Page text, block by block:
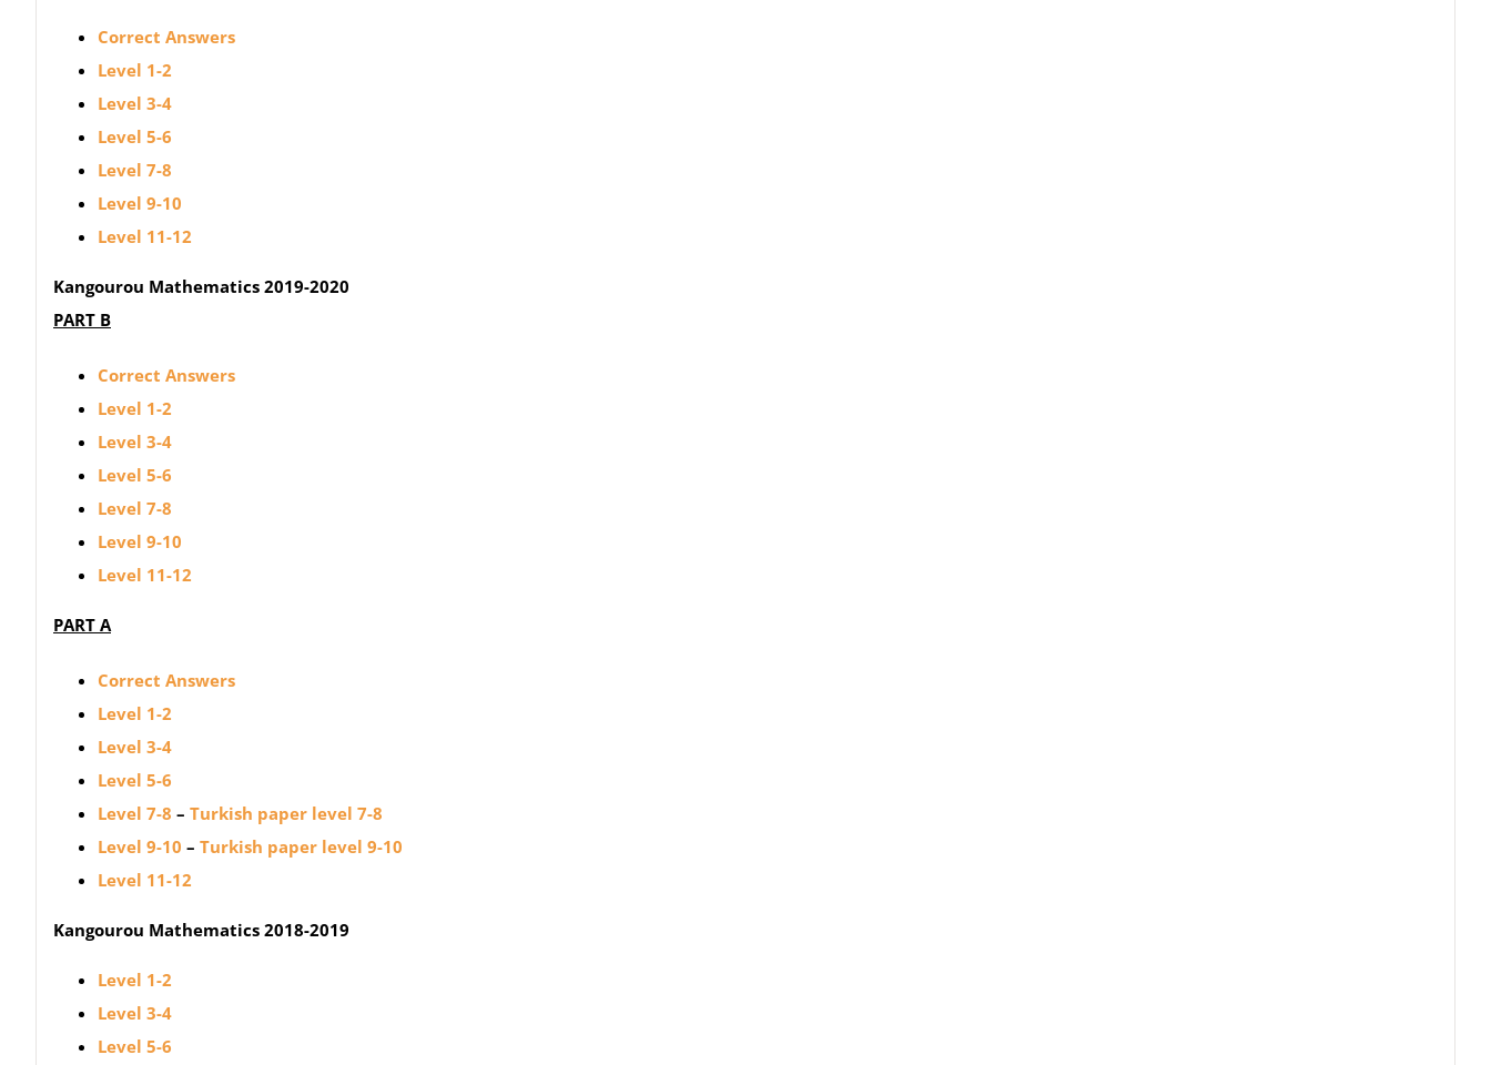
Correct Answers
Level 1-2
Level 3-4
Level 5-6
Level 7-8
Level 9-10
Level 11-12
Kangourou Mathematics 2019-2020
PART B
Correct Answers
Level 1-2
Level 3-4
Level 5-6
Level 7-8
Level 9-10
Level 11-12
PART A
Correct Answers
Level 1-2
Level 3-4
Level 5-6
Level 7-8 – Turkish paper level 7-8
Level 9-10 – Turkish paper level 9-10
Level 11-12
Kangourou Mathematics 2018-2019
Level 1-2
Level 3-4
Level 5-6